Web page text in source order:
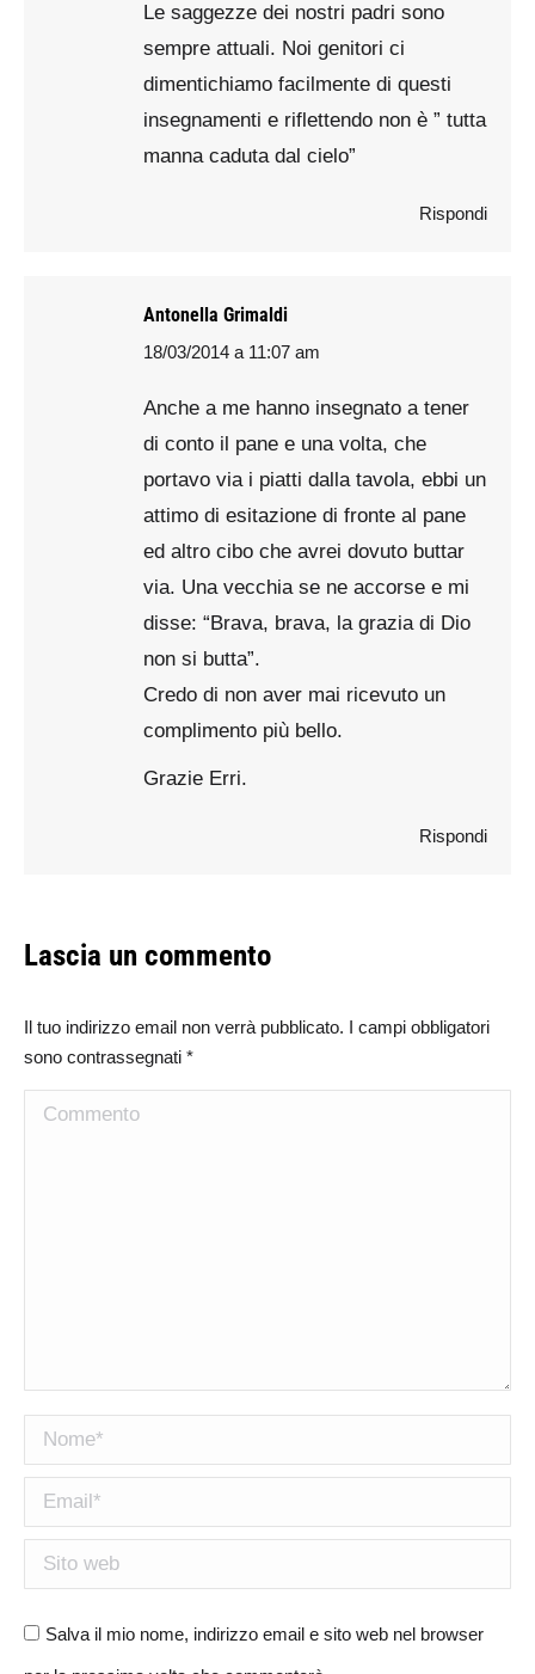
Le saggezze dei nostri padri sono
sempre attuali. Noi genitori ci
dimentichiamo facilmente di questi
insegnamenti e riflettendo non è ” tutta
manna caduta dal cielo”
Rispondi
Antonella Grimaldi
says:
18/03/2014 a 11:07 am
Anche a me hanno insegnato a tener
di conto il pane e una volta, che
portavo via i piatti dalla tavola, ebbi un
attimo di esitazione di fronte al pane
ed altro cibo che avrei dovuto buttar
via. Una vecchia se ne accorse e mi
disse: “Brava, brava, la grazia di Dio
non si butta”.
Credo di non aver mai ricevuto un
complimento più bello.
Grazie Erri.
Rispondi
Lascia un commento
Il tuo indirizzo email non verrà pubblicato. I campi obbligatori
sono contrassegnati *
Commento
Nome *
Email *
Sito web
Salva il mio nome, indirizzo email e sito web nel browser